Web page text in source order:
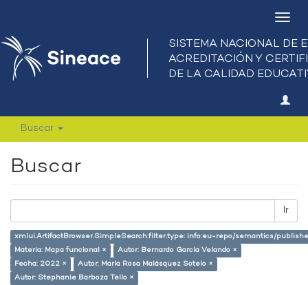
Buscar
Buscar
Ir
xmlui.ArtifactBrowser.SimpleSearch.filter.type: info:eu-repo/semantics/
Materia: Mapa funcional ×
Autor: Bernardo García Velando ×
Fecha: 2022 ×
Autor: María Rosa Malásquez Sotelo ×
Autor: Stephanie Barboza Tello ×